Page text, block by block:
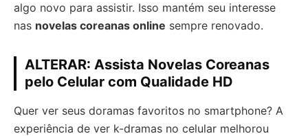
algo novo para assistir. Isso mantém seu interesse
nas novelas coreanas online sempre renovado.
ALTERAR: Assista Novelas Coreanas
pelo Celular com Qualidade HD
Quer ver seus doramas favoritos no smartphone? A
experiência de ver k-dramas no celular melhorou